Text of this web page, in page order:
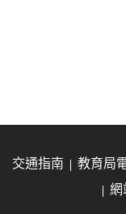
交通指南 教育局
網